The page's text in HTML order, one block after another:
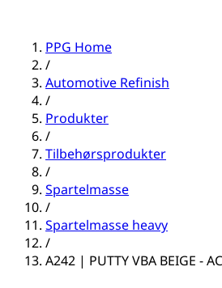
PPG Home
/
Automotive Refinish
/
Produkter
/
Tilbehørsprodukter
/
Spartelmasse
/
Spartelmasse heavy
/
A242 | PUTTY VBA BEIGE -